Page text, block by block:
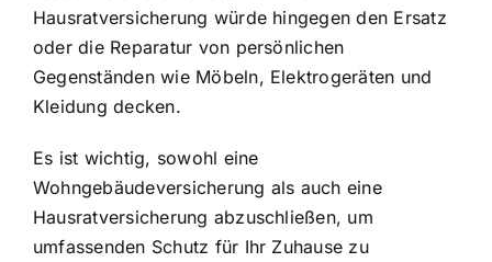
Hausratversicherung würde hingegen den Ersatz
oder die Reparatur von persönlichen
Gegenständen wie Möbeln, Elektrogeräten und
Kleidung decken.
Es ist wichtig, sowohl eine
Wohngebäudeversicherung als auch eine
Hausratversicherung abzuschließen, um
umfassenden Schutz für Ihr Zuhause zu